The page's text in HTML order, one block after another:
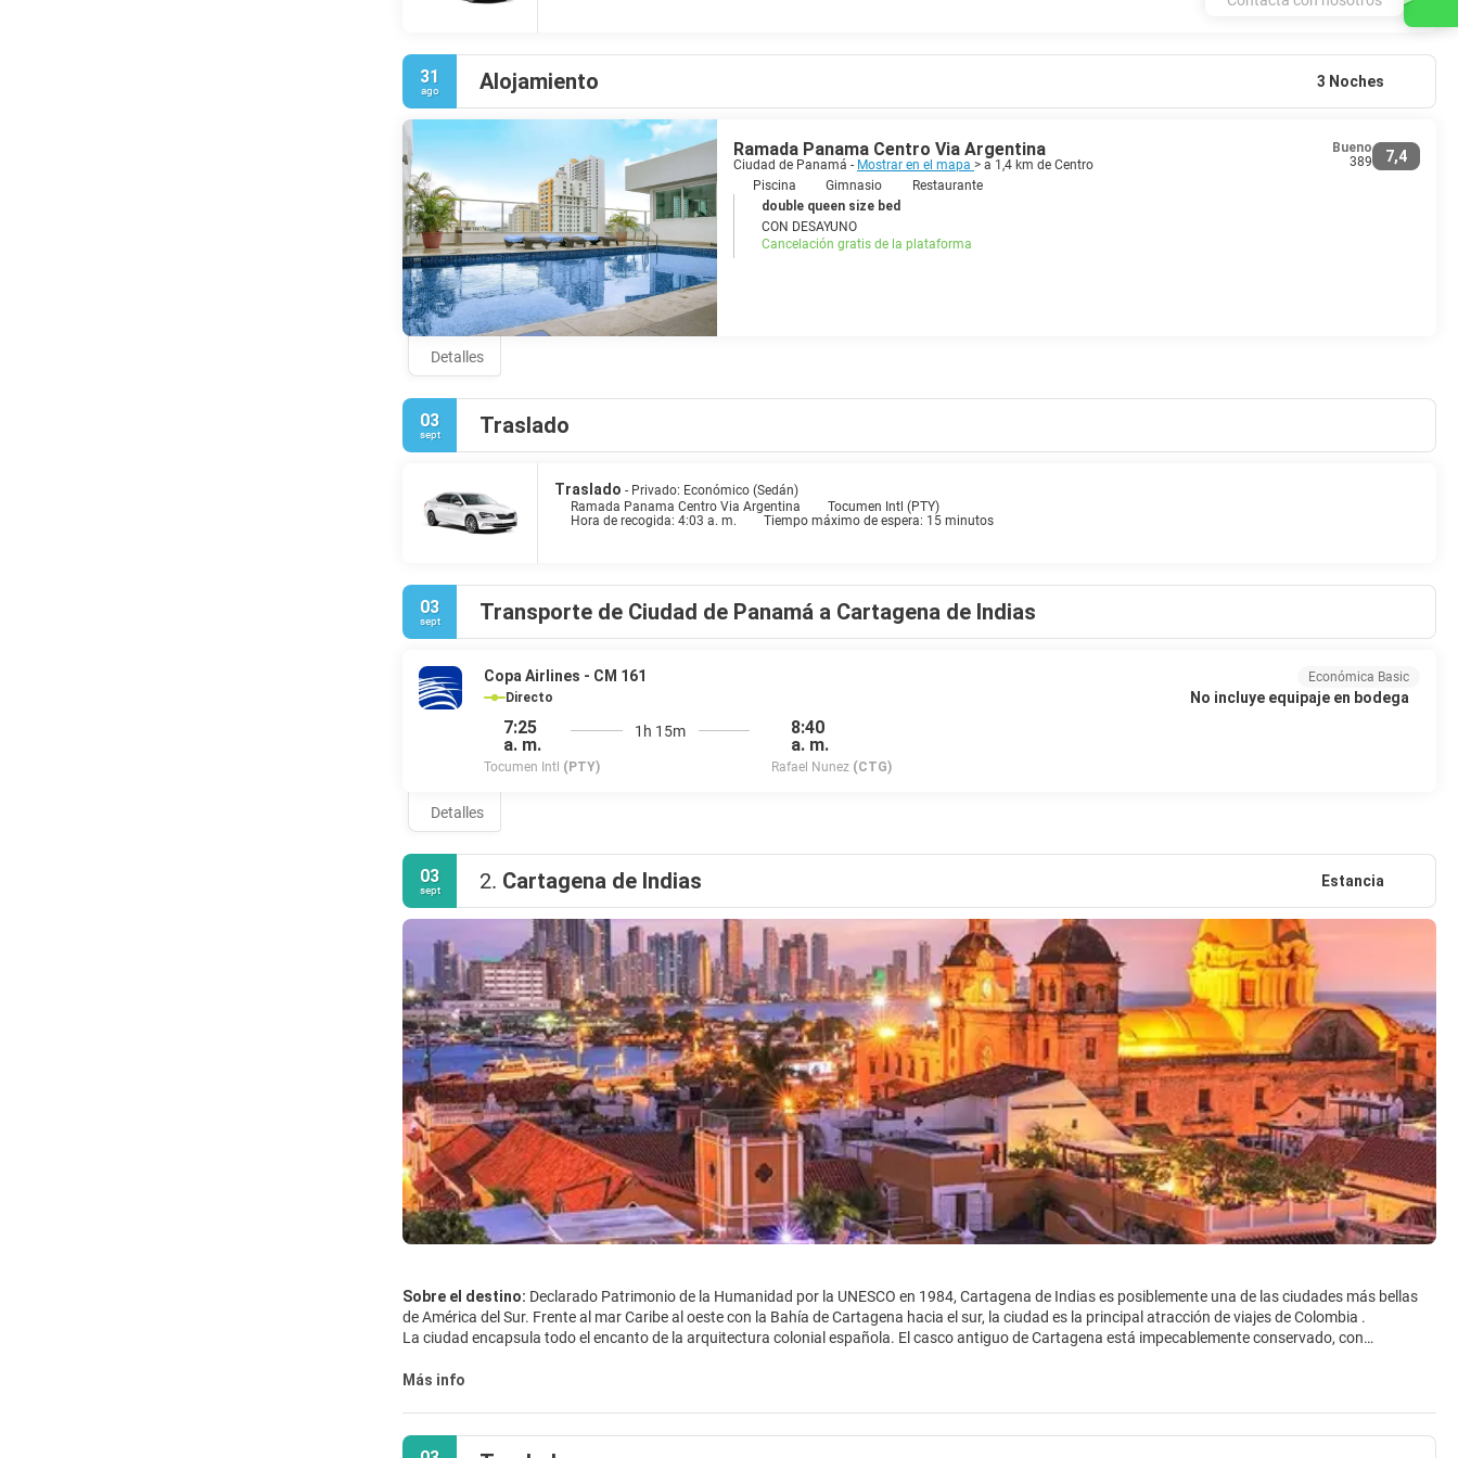
31
ago Alojamiento 3 Noches
Ramada Panama Centro Via Argentina
Ciudad de Panamá - Mostrar en el mapa > a 1,4 km de Centro
7,4
Bueno
389
Piscina
Gimnasio
Restaurante
double queen size bed
CON DESAYUNO
Cancelación gratis de la plataforma
Detalles
03
sept Traslado
Traslado - Privado: Económico (Sedán)
Ramada Panama Centro Via Argentina
Tocumen Intl (PTY)
Hora de recogida: 4:03 a. m.
Tiempo máximo de espera: 15 minutos
03
sept Transporte de Ciudad de Panamá a Cartagena de Indias
Copa Airlines - CM 161
Directo
7:25
a. m.
Tocumen Intl (PTY)
1h 15m
8:40
a. m.
Rafael Nunez (CTG)
Económica Basic
No incluye equipaje en bodega
Detalles
03
sept 2. Cartagena de Indias Estancia
Sobre el destino: Declarado Patrimonio de la Humanidad por la UNESCO en 1984, Cartagena de Indias es posiblemente una de las ciudades más bellas
de América del Sur. Frente al mar Caribe al oeste con la Bahía de Cartagena hacia el sur, la ciudad es la principal atracción de viajes de Colombia .
La ciudad encapsula todo el encanto de la arquitectura colonial española. El casco antiguo de Cartagena está impecablemente conservado, con
un paseo a lo largo de un laberinto de callejuelas empedradas encantador y admirar los edificios coloniales españoles como el Palacio de la Inquisición, el
Cartagena ofrece todo el encanto de su historia y es considerado uno de los mayores tesoros culturales en las Américas.
Más info